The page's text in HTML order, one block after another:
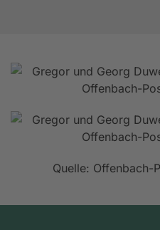
Quelle: Offenbach-